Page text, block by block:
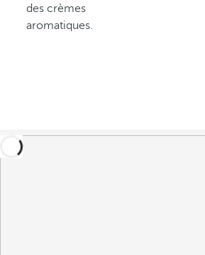
des crèmes
aromatiques.